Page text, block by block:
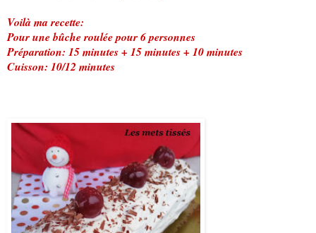
Voilà ma recette:
Pour une bûche roulée pour 6 personnes
Préparation: 15 minutes + 15 minutes + 10 minutes
Cuisson: 10/12 minutes